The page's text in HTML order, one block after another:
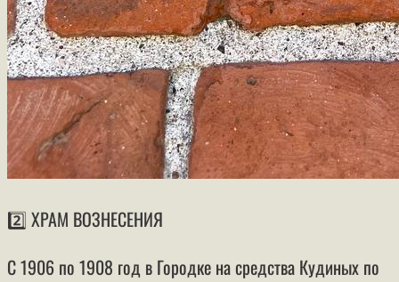
2️⃣ ХРАМ ВОЗНЕСЕНИЯ
С 1906 по 1908 год в Городке на средства Кудиных по